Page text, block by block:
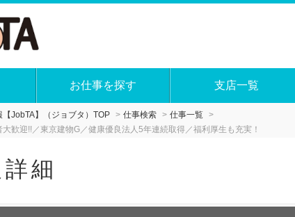
お仕事を探す 支店一覧
JobTA】（ジョブタ）TOP 仕事検索
仕事一覧
大歓迎!!／東京建物G／健康優良法人5年連続取得／福利厚生も充実！
細